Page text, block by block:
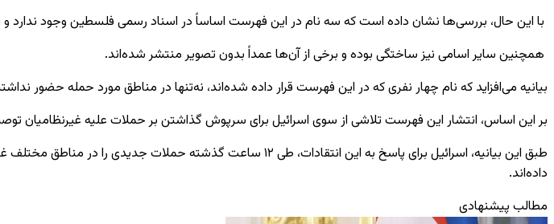
با این حال، بررسی‌ها نشان داده است که سه نام در این فهرست اساساً در اسناد رسمی فلسطین وجود ندارد و
همچنین سایر اسامی نیز ساختگی بوده و برخی از آن‌ها عمداً بدون تصویر منتشر شده‌اند.
بیانیه می‌افزاید که نام چهار نفری که در این فهرست قرار داده شده‌اند، نه‌تنها در مناطق مورد حمله حضور
بر این اساس، انتشار این فهرست تلاشی از سوی اسرائیل برای سرپوش گذاشتن بر حملات علیه غیرنظامیان
داده‌اند.
مطالب پیشنهادی